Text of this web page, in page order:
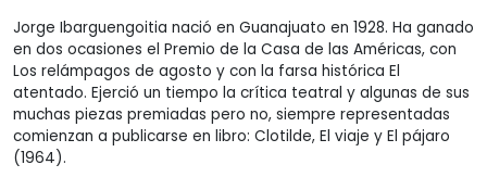
Jorge Ibarguengoitia nació en Guanajuato en 1928. Ha ganado
en dos ocasiones el Premio de la Casa de las Américas, con
Los relámpagos de agosto y con la farsa histórica El
atentado. Ejerció un tiempo la crítica teatral y algunas de sus
muchas piezas premiadas pero no, siempre representadas
comienzan a publicarse en libro: Clotilde, El viaje y El pájaro
(1964).